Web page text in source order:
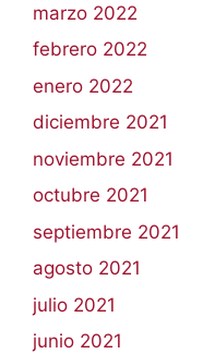
marzo 2022
febrero 2022
enero 2022
diciembre 2021
noviembre 2021
octubre 2021
septiembre 2021
agosto 2021
julio 2021
junio 2021